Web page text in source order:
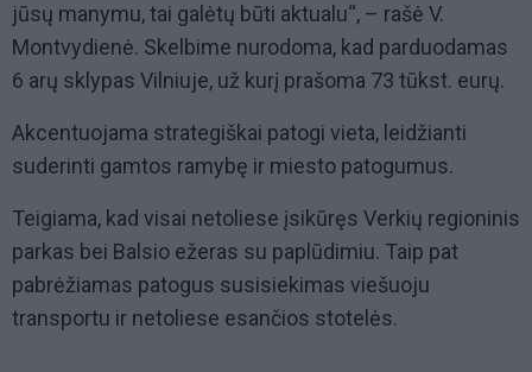
jūsų manymu, tai galėtų būti aktualu“, – rašė V.
Montvydienė. Skelbime nurodoma, kad parduodamas
6 arų sklypas Vilniuje, už kurį prašoma 73 tūkst. eurų.
Akcentuojama strategiškai patogi vieta, leidžianti
suderinti gamtos ramybę ir miesto patogumus.
Teigiama, kad visai netoliese įsikūręs Verkių regioninis
parkas bei Balsio ežeras su paplūdimiu. Taip pat
pabrėžiamas patogus susisiekimas viešuoju
transportu ir netoliese esančios stotelės.